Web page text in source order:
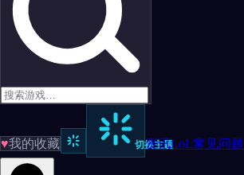
♥我的收藏 切换主题
资讯LoL常见问题